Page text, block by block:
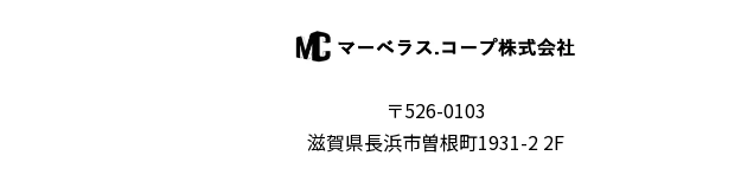
〒526-0103
滋賀県長浜市曽根町1931-2 2F